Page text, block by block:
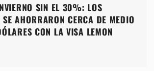
SIN EL 30%: LOS
SE AHORRARON CERCA DE MEDIO
CON LA VISA LEMON